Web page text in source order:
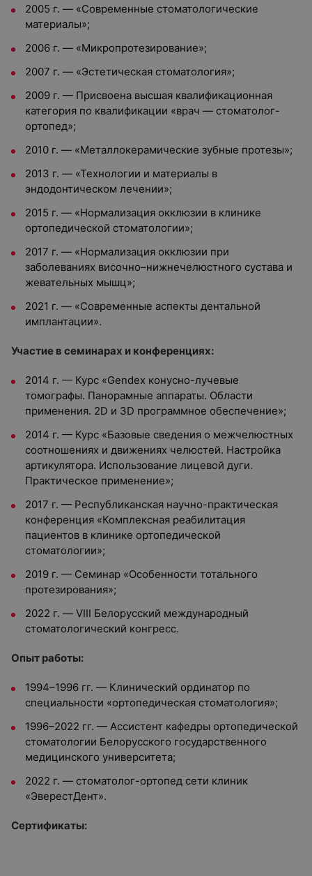
2005 г. — «Современные стоматологические
материалы»;
2006 г. — «Микропротезирование»;
2007 г. — «Эстетическая стоматология»;
2009 г. — Присвоена высшая квалификационная
категория по квалификации «врач — стоматолог-
ортопед»;
2010 г. — «Металлокерамические зубные протезы»;
2013 г. — «Технологии и материалы в
эндодонтическом лечении»;
2015 г. — «Нормализация окклюзии в клинике
ортопедической стоматологии»;
2017 г. — «Нормализация окклюзии при
заболеваниях височно–нижнечелюстного сустава и
жевательных мышц»;
2021 г. — «Современные аспекты дентальной
имплантации».
Участие в семинарах и конференциях:
2014 г. — Курс «Gendex конусно-лучевые
томографы. Панорамные аппараты. Области
применения. 2D и 3D программное обеспечение»;
2014 г. — Курс «Базовые сведения о межчелюстных
соотношениях и движениях челюстей. Настройка
артикулятора. Использование лицевой дуги.
Практическое применение»;
2017 г. — Республиканская научно-практическая
конференция «Комплексная реабилитация
пациентов в клинике ортопедической
стоматологии»;
2019 г. — Семинар «Особенности тотального
протезирования»;
2022 г. — VIII Белорусский международный
стоматологический конгресс.
Опыт работы:
1994–1996 гг. — Клинический ординатор по
специальности «ортопедическая стоматология»;
1996–2022 гг. — Ассистент кафедры ортопедической
стоматологии Белорусского государственного
медицинского университета;
2022 г. — стоматолог-ортопед сети клиник
«ЭверестДент».
Сертификаты: